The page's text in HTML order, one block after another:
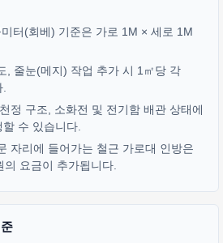
터(회베) 기준은 가로 1M × 세로 1M
, 줄눈(메지) 작업 추가 시 1㎡당 각
.
정 구조, 소화전 및 전기함 배관 상태에
수 있습니다.
자리에 들어가는 철근 가로대 인방은
요금이 추가됩니다.